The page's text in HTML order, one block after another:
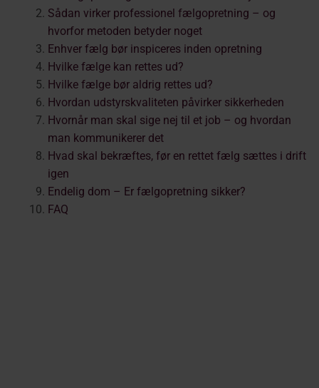
Sådan virker professionel fælgopretning – og
hvorfor metoden betyder noget
Enhver fælg bør inspiceres inden opretning
Hvilke fælge kan rettes ud?
Hvilke fælge bør aldrig rettes ud?
Hvordan udstyrskvaliteten påvirker sikkerheden
Hvornår man skal sige nej til et job – og hvordan
man kommunikerer det
Hvad skal bekræftes, før en rettet fælg sættes i drift
igen
Endelig dom – Er fælgopretning sikker?
FAQ